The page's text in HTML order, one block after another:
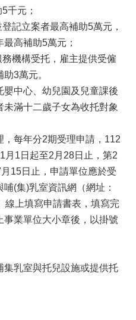
千元；
記立案者最高補助5萬元，
高補助5萬元；
機構受托，雇主提供受僱
3萬元。
中心、幼兒園及兒童課後
滿十二歲子女為收托對象
每年分2期受理申請，112
月1日起至2月28日止，第2
15日止，申請單位應於受
(集)乳室資訊網（網址：
線上填寫申請書表，填寫完
事業單位大小章後，以掛號
集乳室與托兒設施或提供托